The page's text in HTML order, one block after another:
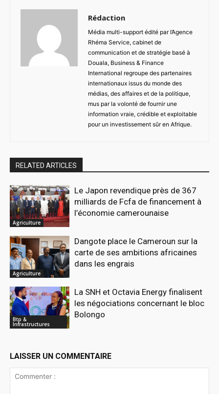
Rédaction
Média multi-support édité par l’Agence
Rhéma Service, cabinet de
communication et de stratégie basé à
Douala, Business & Finance
International regroupe des partenaires
internationaux issus du monde des
médias, des affaires et de la politique,
mus par la volonté de fournir une
information vraie, crédible et exploitable
pour un investissement sûr en Afrique.
RELATED ARTICLES
Agriculture
Le Japon revendique près de 367
milliards de Fcfa de financement à
l’économie camerounaise
Agriculture
Dangote place le Cameroun sur la
carte de ses ambitions africaines
dans les engrais
Btp &
Infrastructures
La SNH et Octavia Energy finalisent
les négociations concernant le bloc
Bolongo
LAISSER UN COMMENTAIRE